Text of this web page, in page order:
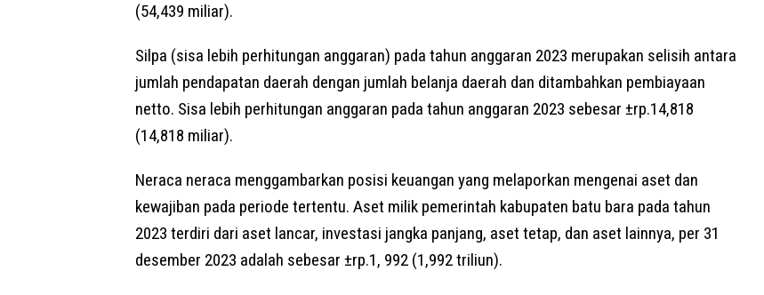
(54,439 miliar).
Silpa (sisa lebih perhitungan anggaran) pada tahun anggaran 2023 merupakan selisih antara
jumlah pendapatan daerah dengan jumlah belanja daerah dan ditambahkan pembiayaan
netto. Sisa lebih perhitungan anggaran pada tahun anggaran 2023 sebesar ±rp.14,818
(14,818 miliar).
Neraca neraca menggambarkan posisi keuangan yang melaporkan mengenai aset dan
kewajiban pada periode tertentu. Aset milik pemerintah kabupaten batu bara pada tahun
2023 terdiri dari aset lancar, investasi jangka panjang, aset tetap, dan aset lainnya, per 31
desember 2023 adalah sebesar ±rp.1, 992 (1,992 triliun).